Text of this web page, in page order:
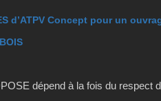
d’ATPV Concept pour un
dépend à la fois du respect